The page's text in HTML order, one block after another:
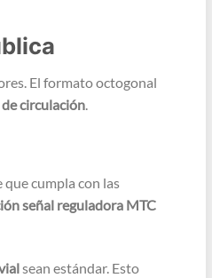
El formato octogonal
circulación.
que cumpla con las
señal reguladora MTC
sean estándar. Esto